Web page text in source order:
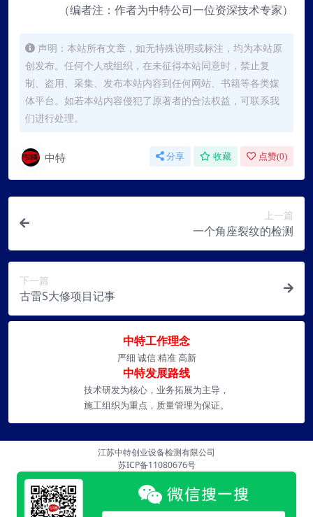
（编者注：作者为中特公司一位资深技术专家）
声明：本站所有文章，如无特殊说明或标注，均为本站原
创发布。任何个人或组织，在未征得本站同意时，禁止复
制、盗用、采集、发布本站内容到任何网站、书籍等各类媒
体平台。如若本站内容侵犯了原著者的合法权益，可联系我
们进行处理。
中特 分享 收藏 点赞(0)
上一篇
一个角座裂纹的检测
下一篇
古雷S大修项目记事
中特工作理念
严细 诚信 精准 高新
中特发展路线
技术研发为核心，业务拓展为主导，
施工组织为重点，质量管理为保证。
江苏中特创业设备检测有限公司
苏ICP备11080676号